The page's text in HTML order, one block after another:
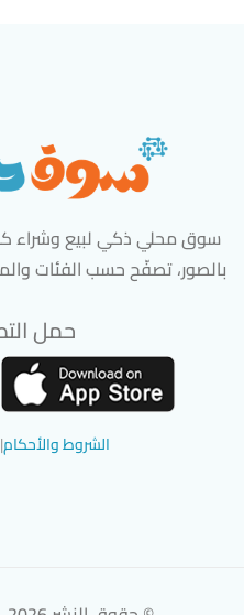
سوق محلي ذكي لبيع وشراء
بالصور، تصفّح حسب الفئات
حمل
الشروط والأحكام|